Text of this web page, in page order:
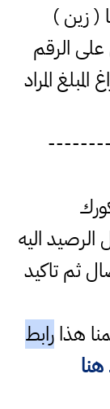
( زين )
21112 تحتوي على الرقم
المراد
الرصيد اليه
ثم تاكيد
هذارابط